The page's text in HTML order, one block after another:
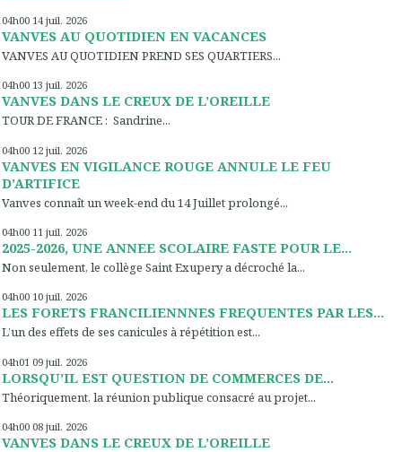
04h00 14 juil. 2026
VANVES AU QUOTIDIEN EN VACANCES
VANVES AU QUOTIDIEN PREND SES QUARTIERS...
04h00 13 juil. 2026
VANVES DANS LE CREUX DE L’OREILLE
TOUR DE FRANCE : Sandrine...
04h00 12 juil. 2026
VANVES EN VIGILANCE ROUGE ANNULE LE FEU
D’ARTIFICE
Vanves connaît un week-end du 14 Juillet prolongé...
04h00 11 juil. 2026
2025-2026, UNE ANNEE SCOLAIRE FASTE POUR LE...
Non seulement, le collège Saint Exupery a décroché la...
04h00 10 juil. 2026
LES FORETS FRANCILIENNNES FREQUENTES PAR LES...
L’un des effets de ses canicules à répétition est...
04h01 09 juil. 2026
LORSQU’IL EST QUESTION DE COMMERCES DE...
Théoriquement, la réunion publique consacré au projet...
04h00 08 juil. 2026
VANVES DANS LE CREUX DE L’OREILLE